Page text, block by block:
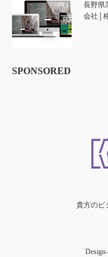
長野県
会社│
SPONSORED
貴方のビ